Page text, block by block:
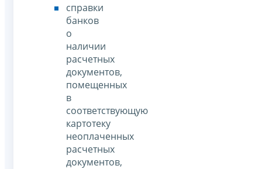
справки
банков
о
наличии
расчетных
документов,
помещенных
в
соответствующую
картотеку
неоплаченных
расчетных
документов,